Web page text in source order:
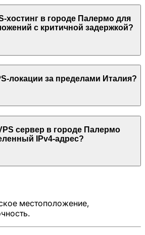
хостинг в городе Палермодля
с критичной задержкой?
локации за пределами Италия?
сервер в городе Палермо
IPv4-адрес?
местоположение,